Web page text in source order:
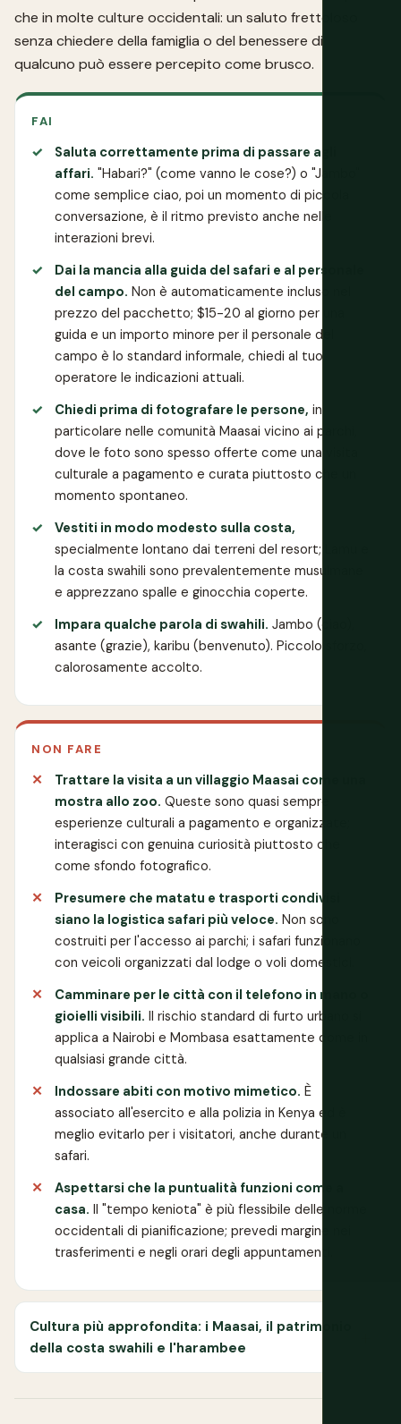
che in molte culture occidentali: un saluto frettoloso
senza chiedere della famiglia o del benessere di
qualcuno può essere percepito come brusco.
FAI
Saluta correttamente prima di passare agli
affari. "Habari?" (come vanno le cose?) o "Jambo"
come semplice ciao, poi un momento di piccola
conversazione, è il ritmo previsto anche nelle
interazioni brevi.
Dai la mancia alla guida del safari e al personale
del campo. Non è automaticamente incluso nel
prezzo del pacchetto; $15-20 al giorno per una
guida e un importo minore per il personale del
campo è lo standard informale, chiedi al tuo
operatore le indicazioni attuali.
Chiedi prima di fotografare le persone, in
particolare nelle comunità Maasai vicino ai parchi,
dove le foto sono spesso offerte come una visita
culturale a pagamento e curata piuttosto che un
momento spontaneo.
Vestiti in modo modesto sulla costa,
specialmente lontano dai terreni del resort; Lamu e
la costa swahili sono prevalentemente musulmane
e apprezzano spalle e ginocchia coperte.
Impara qualche parola di swahili. Jambo (ciao),
asante (grazie), karibu (benvenuto). Piccolo sforzo,
calorosamente accolto.
NON FARE
Trattare la visita a un villaggio Maasai come una
mostra allo zoo. Queste sono quasi sempre
esperienze culturali a pagamento e organizzate;
interagisci con genuina curiosità piuttosto che
come sfondo fotografico.
Presumere che matatu e trasporti condivisi
siano la logistica safari più veloce. Non sono
costruiti per l'accesso ai parchi; i safari funzionano
con veicoli organizzati dal lodge o voli domestici.
Camminare per le città con il telefono in mano o
gioielli visibili. Il rischio standard di furto urbano si
applica a Nairobi e Mombasa esattamente come in
qualsiasi grande città.
Indossare abiti con motivo mimetico. È
associato all'esercito e alla polizia in Kenya ed è
meglio evitarlo per i visitatori, anche durante un
safari.
Aspettarsi che la puntualità funzioni come a
casa. Il "tempo keniota" è più flessibile delle norme
occidentali di pianificazione; prevedi margine nei
trasferimenti e negli orari degli appuntamenti.
Cultura più approfondita: i Maasai, il patrimonio
della costa swahili e l'harambee